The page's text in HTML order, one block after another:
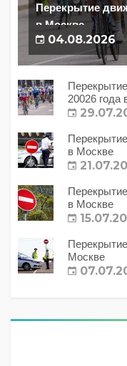
Перекрытие
в Москве
04.08.2026
20026 года
в Москве
в Москве
Москве